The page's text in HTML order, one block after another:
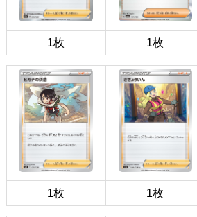
1枚 1枚
1枚 1枚